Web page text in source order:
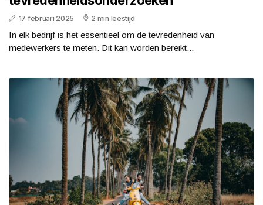
17 februari 2025 2 min leestijd
In elk bedrijf is het essentieel om de tevredenheid van
medewerkers te meten. Dit kan worden bereikt...